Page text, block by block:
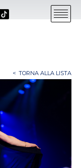
TORNA ALLA LISTA